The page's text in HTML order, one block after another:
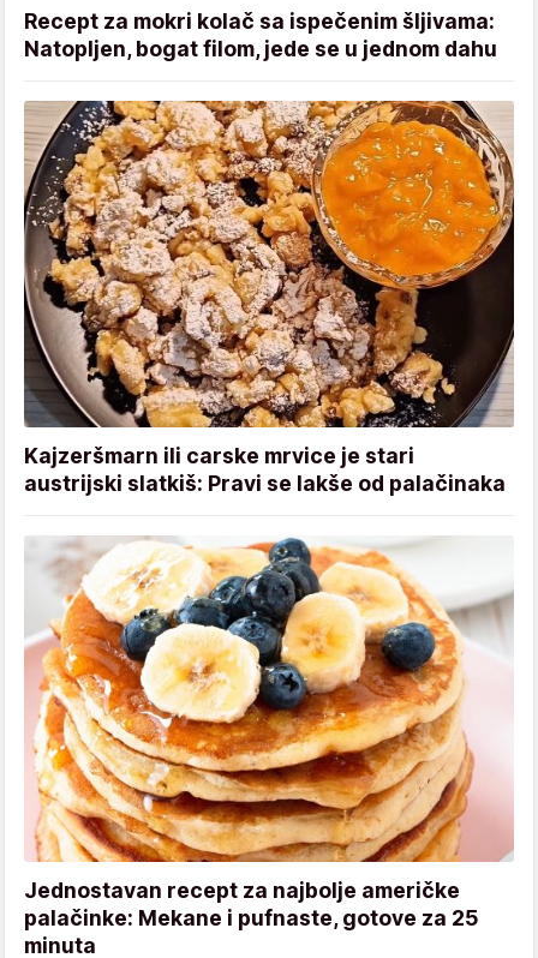
Recept za mokri kolač sa ispečenim šljivama:
Natopljen, bogat filom, jede se u jednom dahu
Kajzeršmarn ili carske mrvice je stari
austrijski slatkiš: Pravi se lakše od palačinaka
Jednostavan recept za najbolje američke
palačinke: Mekane i pufnaste, gotove za 25
minuta